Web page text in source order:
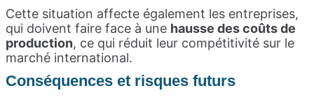
Cette situation affecte également les entreprises,
qui doivent faire face à une hausse des coûts de
production, ce qui réduit leur compétitivité sur le
marché international.
Conséquences et risques futurs